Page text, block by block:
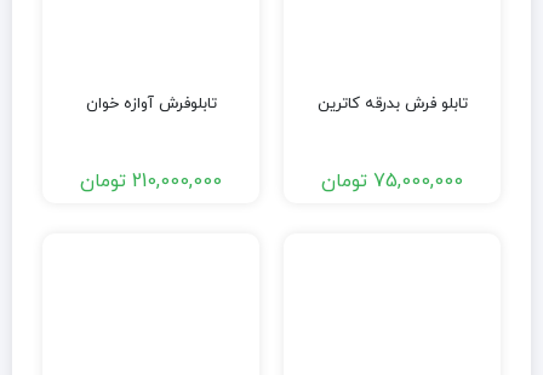
تابلو فرش بدرقه کاترین
75,000,000 تومان
تابلوفرش آوازه خوان
210,000,000 تومان